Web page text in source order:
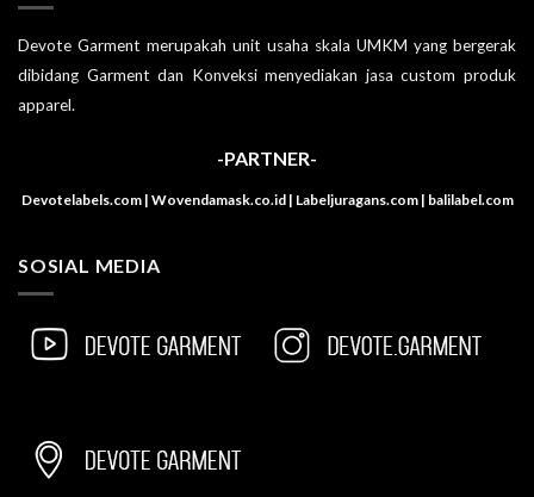
Devote Garment merupakah unit usaha skala UMKM yang bergerak
dibidang Garment dan Konveksi menyediakan jasa custom produk
apparel.
-PARTNER-
Devotelabels.com | Wovendamask.co.id | Labeljuragans.com | balilabel.com
SOSIAL MEDIA